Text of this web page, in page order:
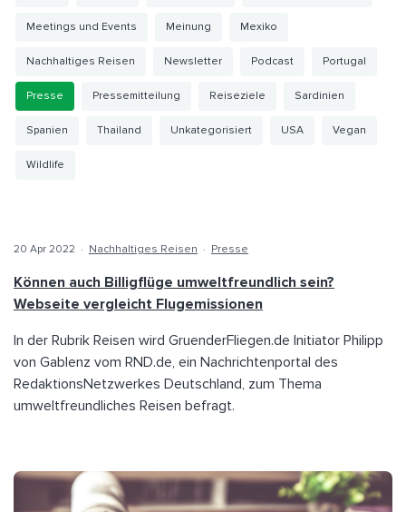
Meetings und Events Meinung Mexiko
Nachhaltiges Reisen Newsletter Podcast Portugal
Presse Pressemitteilung Reiseziele Sardinien
Spanien Thailand Unkategorisiert USA Vegan
Wildlife
20 Apr 2022 · Nachhaltiges Reisen · Presse
Können auch Billigflüge umweltfreundlich sein?
Webseite vergleicht Flugemissionen
In der Rubrik Reisen wird GruenderFliegen.de Initiator Philipp
von Gablenz vom RND.de, ein Nachrichtenportal des
RedaktionsNetzwerkes Deutschland, zum Thema
umweltfreundliches Reisen befragt.